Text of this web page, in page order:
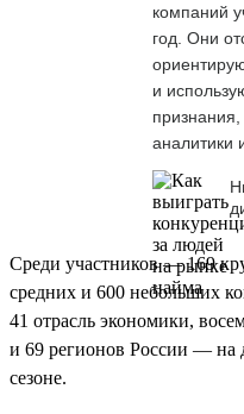
компаний
год. Они
и
аналитики
Среди участников — 169
средних и 600 небольших
41 отрасль экономики,
и 69 регионов России — на
сезоне.